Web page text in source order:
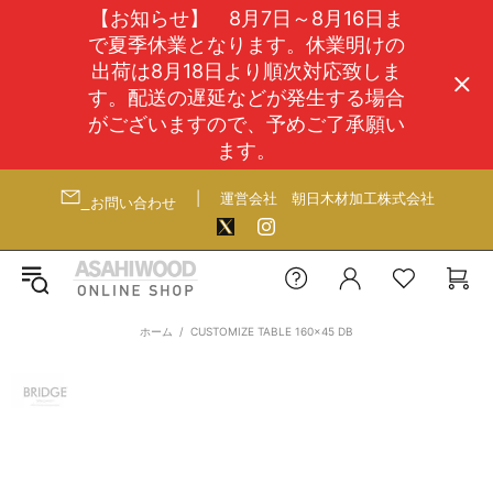
【お知らせ】 8月7日～8月16日ま
で夏季休業となります。休業明けの
出荷は8月18日より順次対応致しま
す。配送の遅延などが発生する場合
がございますので、予めご了承願い
ます。
お問い合わせ 運営会社 朝日木材加工株式会社
ホーム CUSTOMIZE TABLE 160x45 DB